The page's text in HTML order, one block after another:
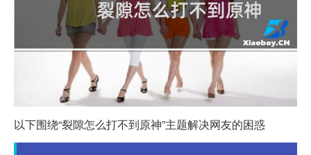
以下围绕“裂隙怎么打不到原神”主题解决网友的困惑